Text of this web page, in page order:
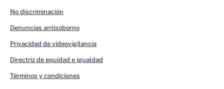
No discriminación
Denuncias antisoborno
Privacidad de videovigilancia
Directriz de equidad e igualdad
Términos y condiciones